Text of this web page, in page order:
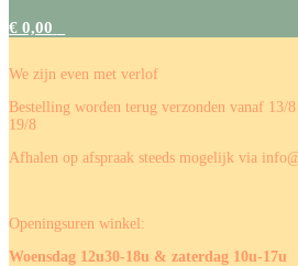
€0,00
We zijn even met verlof
Bestelling worden terug verzonden vanaf 13/
19/8
Afhalen op afspraak steeds mogelijk via
Openingsuren winkel:
Woensdag 12u30-18u & zaterdag 10u-17u